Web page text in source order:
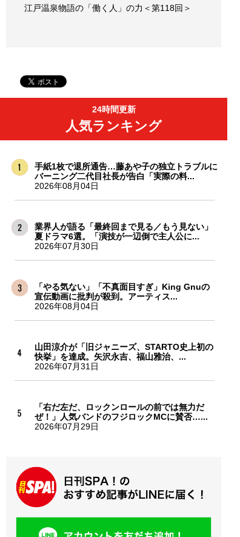
江戸温泉物語の「働く人」の力＜第118回＞
24時間更新
人気ランキング
手紙1枚で退所通告…藤あや子の独立トラブルに
バーニング二代目社長が告白「実際の料...
2026年08月04日
業界人が語る「最終回まで見る／もう見ない」
夏ドラマ6選。「演技が一辺倒で主人公に...
2026年07月30日
「やる気ない」「不真面目すぎ」King Gnuの
宣伝動画に批判が殺到。アーティス...
2026年08月04日
山田涼介が「旧ジャニーズ、STARTO史上初の
快挙」を達成。矢沢永吉、福山雅治、...
2026年07月31日
「右だ左だ、ロックンロールの前では無力だ
ぜ！」人気バンドのフジロックMCに賛否…...
2026年07月29日